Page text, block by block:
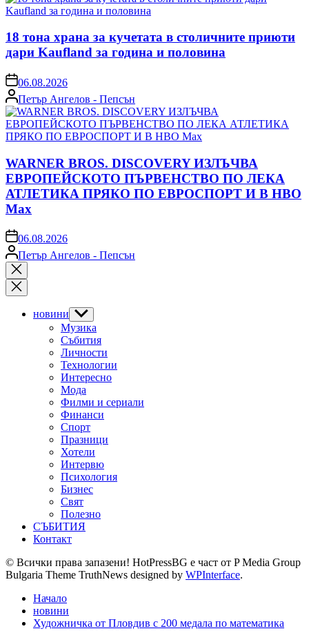
18 тона храна за кучетата в столичните приюти
дари Kaufland за година и половина
on06.08.2026
Posted
by
Петър Ангелов - Пепсън
WARNER BROS. DISCOVERY ИЗЛЪЧВА
ЕВРОПЕЙСКОТО ПЪРВЕНСТВО ПО ЛЕКА
АТЛЕТИКА ПРЯКО ПО ЕВРОСПОРТ И В НВО
Мах
on06.08.2026
Posted
by
Петър Ангелов - Пепсън
Close
search
новини Show
sub
menu
Музика
Събития
Личности
Технологии
Интересно
Мода
Филми и сериали
Финанси
Спорт
Празници
Хотели
Интервю
Психология
Бизнес
Свят
Полезно
СЪБИТИЯ
Контакт
© Всички права запазени! HotPressBG е част от P Media Group
Bulgaria Theme TruthNews designed by WPInterface.
Начало
новини
Художничка от Пловдив с 200 медала по математика